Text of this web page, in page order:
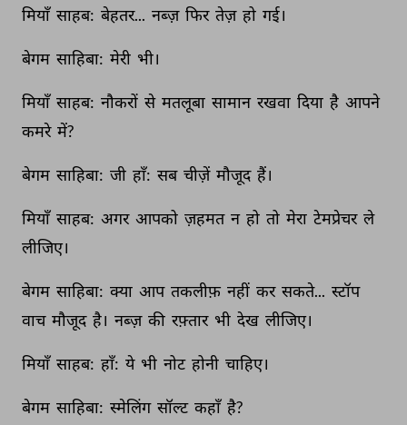
मियाँ साहब: बेहतर... नब्ज़ फिर तेज़ हो गई।
बेगम साहिबा: मेरी भी।
मियाँ साहब: नौकरों से मतलूबा सामान रखवा दिया है आपने
कमरे में?
बेगम साहिबा: जी हाँ: सब चीज़ें मौजूद हैं।
मियाँ साहब: अगर आपको ज़हमत न हो तो मेरा टेमप्रेचर ले
लीजिए।
बेगम साहिबा: क्या आप तकलीफ़ नहीं कर सकते... स्टॉप
वाच मौजूद है। नब्ज़ की रफ़्तार भी देख लीजिए।
मियाँ साहब: हाँ: ये भी नोट होनी चाहिए।
बेगम साहिबा: स्मेलिंग सॉल्ट कहाँ है?